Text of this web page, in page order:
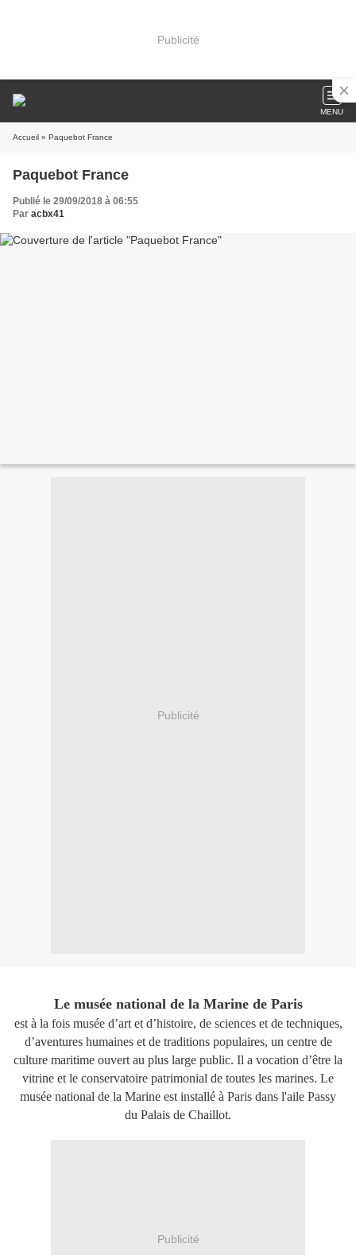
Publicité
MENU
Accueil » Paquebot France
Paquebot France
Publié le 29/09/2018 à 06:55
Par acbx41
Publicité
Le musée national de la Marine de Paris
est à la fois musée d’art et d’histoire, de sciences et de techniques,
d’aventures humaines et de traditions populaires, un centre de
culture maritime ouvert au plus large public. Il a vocation d’être la
vitrine et le conservatoire patrimonial de toutes les marines. ​Le
musée national de la Marine est installé à Paris dans l'aile Passy
du Palais de Chaillot.
Publicité